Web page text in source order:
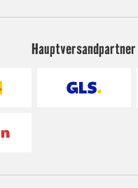
Hauptversandpartner